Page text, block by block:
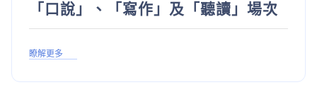
「口說」、「寫作」及「聽讀」場次
瞭解更多